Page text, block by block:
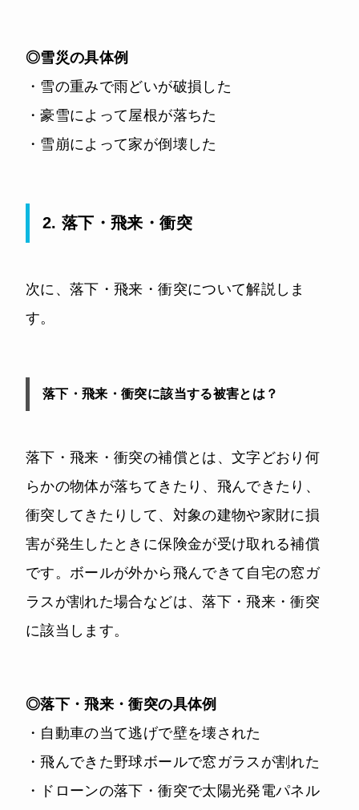
◎雪災の具体例
・雪の重みで雨どいが破損した
・豪雪によって屋根が落ちた
・雪崩によって家が倒壊した
2. 落下・飛来・衝突
次に、落下・飛来・衝突について解説しま
す。
落下・飛来・衝突に該当する被害とは？
落下・飛来・衝突の補償とは、文字どおり何
らかの物体が落ちてきたり、飛んできたり、
衝突してきたりして、対象の建物や家財に損
害が発生したときに保険金が受け取れる補償
です。ボールが外から飛んできて自宅の窓ガ
ラスが割れた場合などは、落下・飛来・衝突
に該当します。
◎落下・飛来・衝突の具体例
・自動車の当て逃げで壁を壊された
・飛んできた野球ボールで窓ガラスが割れた
・ドローンの落下・衝突で太陽光発電パネル